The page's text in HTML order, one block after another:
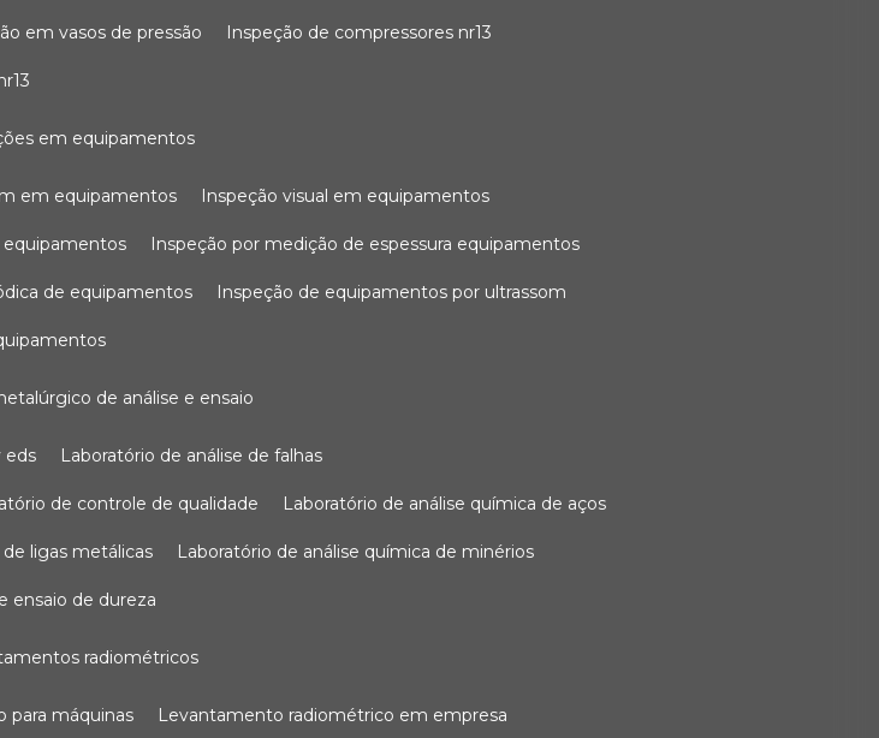
em vasos de pressão inspeção de compressores nr13
em equipamentos
em equipamentos inspeção visual em equipamentos
equipamentos inspeção por medição de espessura equipamentos
de equipamentos inspeção de equipamentos por ultrassom
de análise e ensaio
eds laboratório de análise de falhas
de controle de qualidade laboratório de análise química de aços
ligas metálicas laboratório de análise química de minérios
ensaio de dureza
radiométricos
para máquinas levantamento radiométrico em empresa